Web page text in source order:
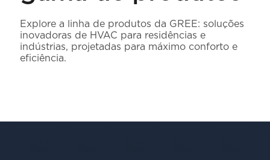
Explore a linha de produtos da GREE: soluções
inovadoras de HVAC para residências e
indústrias, projetadas para máximo conforto e
eficiência.